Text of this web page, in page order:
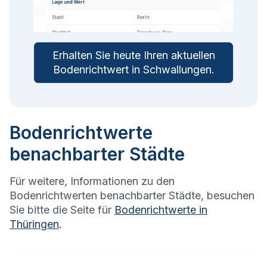
Erhalten Sie heute Ihren aktuellen
Bodenrichtwert in Schwallungen.
Bodenrichtwerte
benachbarter Städte
Für weitere, Informationen zu den
Bodenrichtwerten benachbarter Städte, besuchen
Sie bitte die Seite für Bodenrichtwerte in
Thüringen.